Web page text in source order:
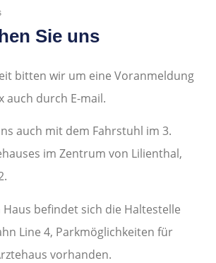
Sie uns
bitten wir um eine Voranmeldung
auch durch E-mail.
auch mit dem Fahrstuhl im 3.
im Zentrum von Lilienthal,
befindet sich die Haltestelle
Line 4, Parkmöglichkeiten für
vorhanden.